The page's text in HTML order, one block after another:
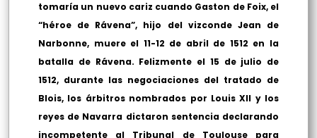
tomaría un nuevo cariz cuando Gaston de Foix, el
“héroe de Rávena”, hijo del vizconde Jean de
Narbonne, muere el 11-12 de abril de 1512 en la
batalla de Rávena. Felizmente el 15 de julio de
1512, durante las negociaciones del tratado de
Blois, los árbitros nombrados por Louis XII y los
reyes de Navarra dictaron sentencia declarando
incompetente al Tribunal de Toulouse para